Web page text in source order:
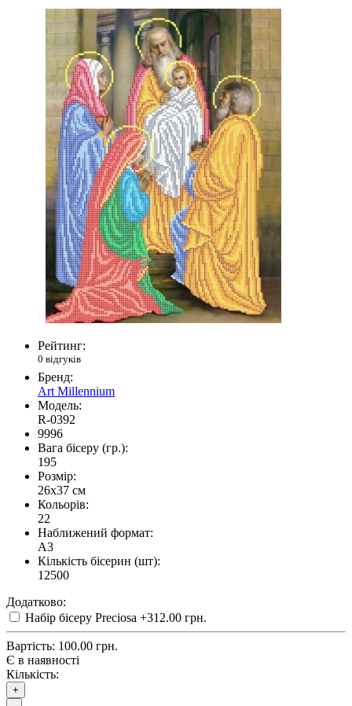
Рейтинг:
0 відгуків
Бренд:
Art Millennium
Модель:
R-0392
9996
Вага бісеру (гр.):
195
Розмір:
26x37 см
Кольорів:
22
Наближений формат:
A3
Кількість бісерин (шт):
12500
Додатково:
Набір бісеру Preciosa +312.00 грн.
Вартість: 100.00 грн.
Є в наявності
Кількість:
+